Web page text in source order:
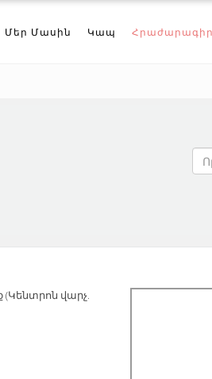
Մեր Մասին Կապ Հրաժարագիր
(Կենտրոն վարչ.